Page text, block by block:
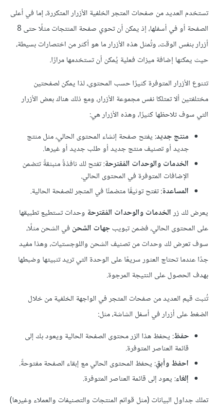
تستخدم العديد من صفحات المتجر الخلفية الأزرار المتكررة، إما في أعلى
الصفحة أو في أسفلها، إذ يمكن أن تحوي صفحة المنتجات مثلًا حتى 8
أزرار بنفس الوقت، وتُمثل هذه الأزرار ما هو أكثر من اختصارات بسيطة،
حيث يمكنها إضافة ميزات فعلية يُمكن أن تستخدمها مرارًا.
تتنوع الأزرار المتوفرة كثيرًا حسب المحتوى، لذا يمكن لصفحتين
مختلفتين ألا تمتلكا نفس مجموعة الأزرار، ومع ذلك هناك بعض الأزرار
التي سوف تلاحظها كثيرًا، وهذه الأزرار هي:
منتج جديد: يفتح صفحة إنشاء المحتوى الحالي، مثل منتج
جديد أو تصنيف منتج جديد أو طلب جديد أو غيرها.
الخدمات والوحدات المُقترحة: تفتح لك نافذةً منبثقةً تتضمن
الإضافات المتوفرة في المحتوى الحالي.
المساعدة: تفتح توثيقًا متضمنًا في المتجر للصفحة الحالية.
يعرض لك زرالخدمات والوحدات المُقترحة وحدات تستطيع تطبيقها
على المحتوى الحالي، فضمن تبويبجهات الشحن في الشحن مثلًا،
سوف تعرض لك وحدات من تصنيف الشحن واللوجستيات، وهذا مفيد
جدًا عندما تحتاج العثور سريعًا على الوحدة التي تريد تثبيتها وضبطها
بهدف الحصول على النتيجة المرجوة.
تُثبت قيم العديد من صفحات المتجر في الواجهة الخلفية من خلال
الضغط على أزرار في أسفل الشاشة، مثل:
حفظ: يحفظ هذا الزر محتوى الصفحة الحالية ويعود بك إلى
قائمة العناصر المتوفرة.
احفظ وأبقِ: يحفظ المحتوى الحالي مع إبقاء الصفحة مفتوحةً.
إلغاء: يعود إلى قائمة العناصر المتوفرة.
تملك جداول البيانات (مثل قوائم المنتجات والتصنيفات والعملاء وغيرها)